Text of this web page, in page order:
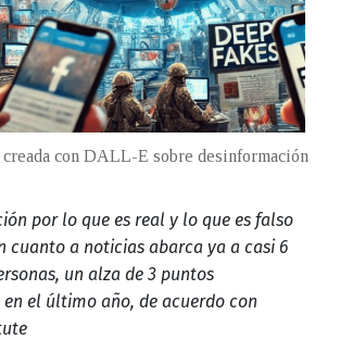
creada con DALL-E sobre desinformación
por lo que es real y lo que es falso
cuanto a noticias abarca ya a casi 6
un alza de 3 puntos
el último año, de acuerdo con